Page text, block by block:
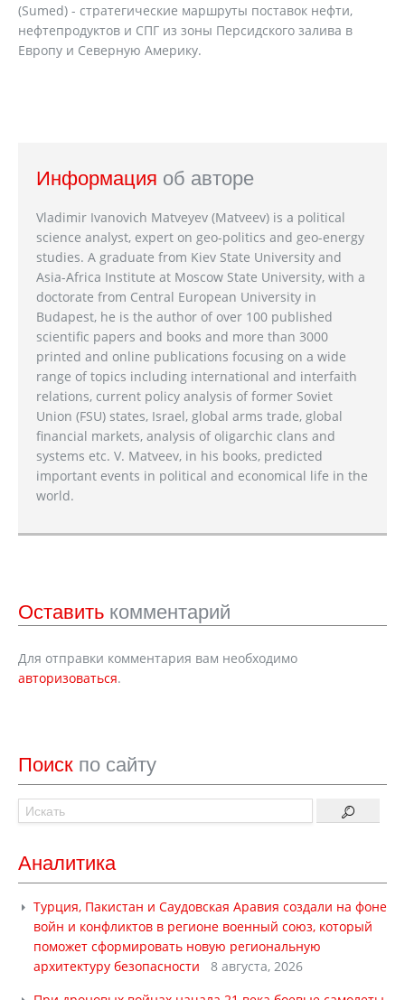
(Sumed) - стратегические маршруты поставок нефти,
нефтепродуктов и СПГ из зоны Персидского залива в
Европу и Северную Америку.
Информация об авторе
Vladimir Ivanovich Matveyev (Matveev) is a political
science analyst, expert on geo-politics and geo-energy
studies. A graduate from Kiev State University and
Asia-Africa Institute at Moscow State University, with a
doctorate from Central European University in
Budapest, he is the author of over 100 published
scientific papers and books and more than 3000
printed and online publications focusing on a wide
range of topics including international and interfaith
relations, current policy analysis of former Soviet
Union (FSU) states, Israel, global arms trade, global
financial markets, analysis of oligarchic clans and
systems etc. V. Matveev, in his books, predicted
important events in political and economical life in the
world.
Оставить комментарий
Для отправки комментария вам необходимо
авторизоваться.
Поиск по сайту
Аналитика
Турция, Пакистан и Саудовская Аравия создали на фоне
войн и конфликтов в регионе военный союз, который
поможет сформировать новую региональную
архитектуру безопасности
8 августа, 2026